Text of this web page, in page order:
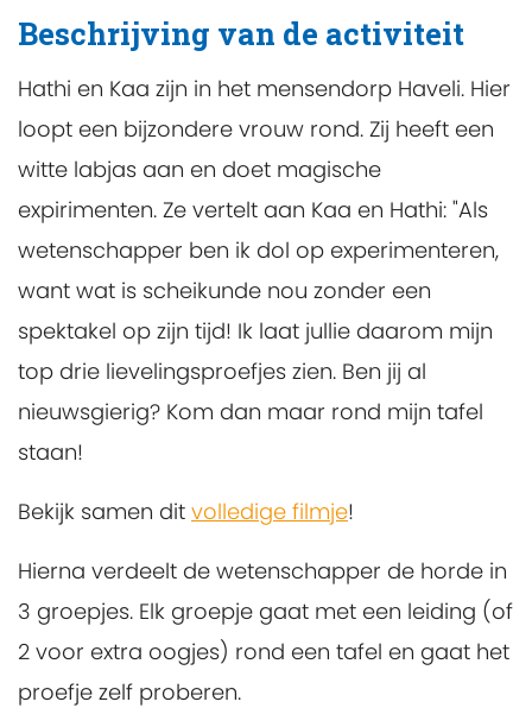
Beschrijving van de activiteit
Hathi en Kaa zijn in het mensendorp Haveli. Hier
loopt een bijzondere vrouw rond. Zij heeft een
witte labjas aan en doet magische
expirimenten. Ze vertelt aan Kaa en Hathi: "Als
wetenschapper ben ik dol op experimenteren,
want wat is scheikunde nou zonder een
spektakel op zijn tijd! Ik laat jullie daarom mijn
top drie lievelingsproefjes zien. Ben jij al
nieuwsgierig? Kom dan maar rond mijn tafel
staan!
Bekijk samen dit volledige filmje!
Hierna verdeelt de wetenschapper de horde in
3 groepjes. Elk groepje gaat met een leiding (of
2 voor extra oogjes) rond een tafel en gaat het
proefje zelf proberen.